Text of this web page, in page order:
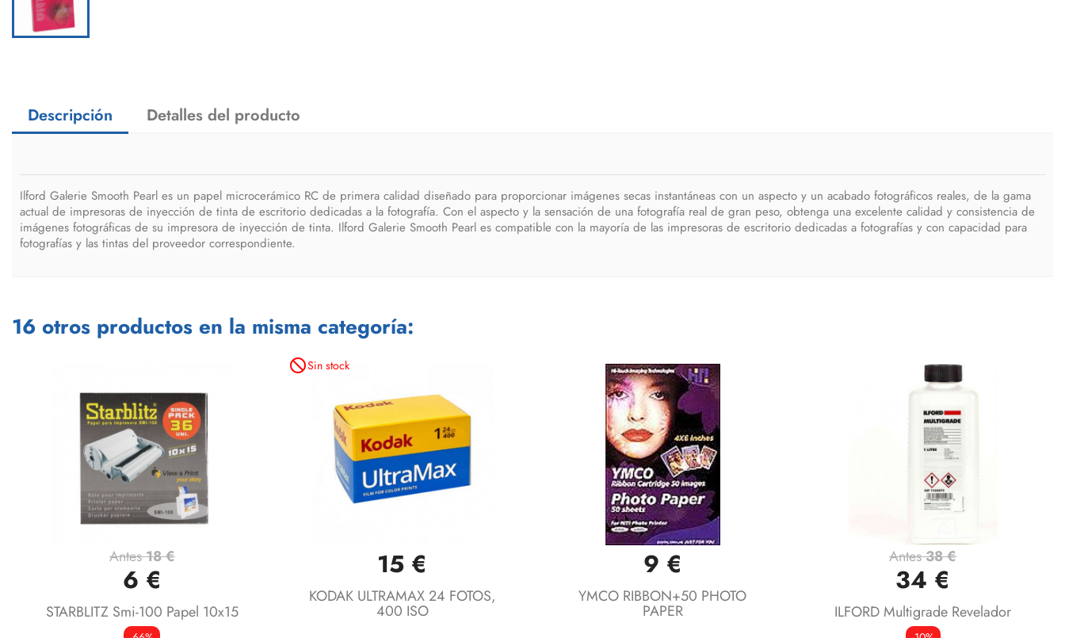
Descripción Detalles del producto
Ilford Galerie Smooth Pearl es un papel microcerámico RC de primera calidad diseñado para proporcionar imágenes secas instantáneas con un aspecto y un acabado fotográficos reales, de la gama
actual de impresoras de inyección de tinta de escritorio dedicadas a la fotografía. Con el aspecto y la sensación de una fotografía real de gran peso, obtenga una excelente calidad y consistencia de
imágenes fotográficas de su impresora de inyección de tinta. Ilford Galerie Smooth Pearl es compatible con la mayoría de las impresoras de escritorio dedicadas a fotografías y con capacidad para
fotografías y las tintas del proveedor correspondiente.
16 otros productos en la misma categoría:
Vista rápida
Antes18 €
6 €
STARBLITZ Smi-100 Papel 10x15
not_interestedSin stock
Vista rápida
15 €
KODAK ULTRAMAX 24 FOTOS,
400 ISO
Vista rápida
9 €
YMCO RIBBON+50 PHOTO
PAPER
Vista rápida
Antes38 €
34 €
ILFORD Multigrade Revelador